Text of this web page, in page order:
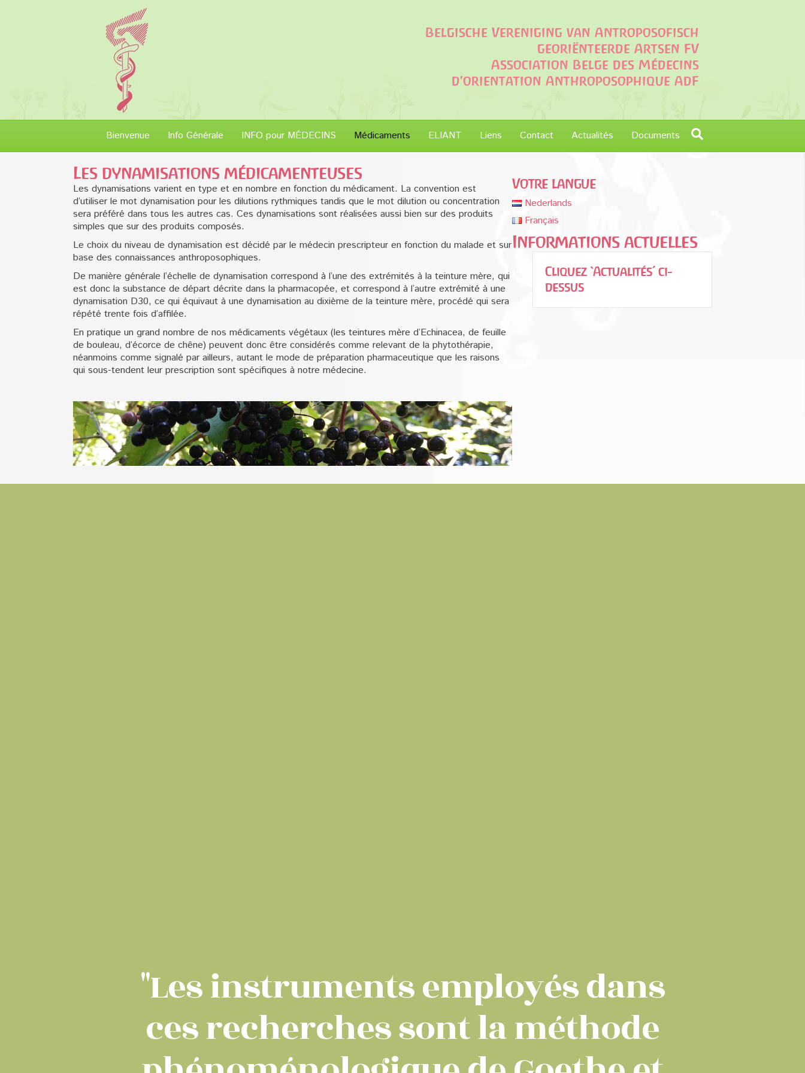
Belgische Vereniging van Antroposofisch
georiënteerde Artsen FV
Association Belge des Médecins
d'orientation Anthroposophique AdF
Bienvenue Info Générale INFO pour MÉDECINS Médicaments ELIANT Liens Contact Actualités Documents
Les dynamisations médicamenteuses
Les dynamisations varient en type et en nombre en fonction du médicament. La convention est
d’utiliser le mot dynamisation pour les dilutions rythmiques tandis que le mot dilution ou concentration
sera préféré dans tous les autres cas. Ces dynamisations sont réalisées aussi bien sur des produits
simples que sur des produits composés.
Le choix du niveau de dynamisation est décidé par le médecin prescripteur en fonction du malade et sur
base des connaissances anthroposophiques.
De manière générale l’échelle de dynamisation correspond à l’une des extrémités à la teinture mère, qui
est donc la substance de départ décrite dans la pharmacopée, et correspond à l’autre extrémité à une
dynamisation D30, ce qui équivaut à une dynamisation au dixième de la teinture mère, procédé qui sera
répété trente fois d’affilée.
En pratique un grand nombre de nos médicaments végétaux (les teintures mère d’Echinacea, de feuille
de bouleau, d’écorce de chêne) peuvent donc être considérés comme relevant de la phytothérapie,
néanmoins comme signalé par ailleurs, autant le mode de préparation pharmaceutique que les raisons
qui sous-tendent leur prescription sont spécifiques à notre médecine.
Votre langue
Nederlands
Français
Informations actuelles
Cliquez ‘Actualités’ ci-
dessus
"Les instruments employés dans
ces recherches sont la méthode